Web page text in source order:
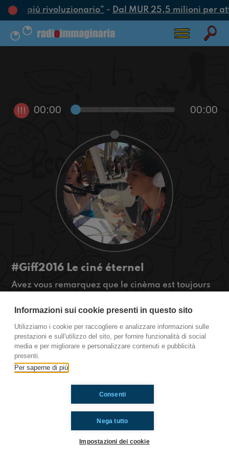
più rivoluzionario”- Dal MUR 25,5 milioni per
!!! 00:00 00:00
#Giff2016 Le ciné éternel
Avez vous remarquez que le cinèma est toujours
inventé? Nous oui et on est ici pour vous en parler
nous!
De Giffoni, Italie
Ti è piaciuto? Condividilo!
Informazioni sui cookie presenti in questo sito
Utilizziamo i cookie per raccogliere e analizzare informazioni sulle
prestazioni e sull'utilizzo del sito, per fornire funzionalità di social
media e per migliorare e personalizzare contenuti e pubblicità
presenti.
Per saperne di più
Nega tutto
Consenti
Impostazioni dei cookie